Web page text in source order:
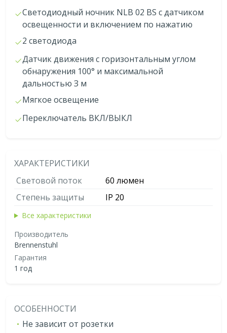
Светодиодный ночник NLB 02 BS с датчиком
освещенности и включением по нажатию
2 светодиода
Датчик движения с горизонтальным углом
обнаружения 100° и максимальной
дальностью З м
Мягкое освещение
Переключатель ВКЛ/ВЫКЛ
ХАРАКТЕРИСТИКИ
Световой поток
60 люмен
Степень защиты
IP 20
Все характеристики
Производитель
Brennenstuhl
Гарантия
1 год
ОСОБЕННОСТИ
Не зависит от розетки